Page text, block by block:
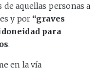
aquellas personas a
y por “graves
para
.
en la vía